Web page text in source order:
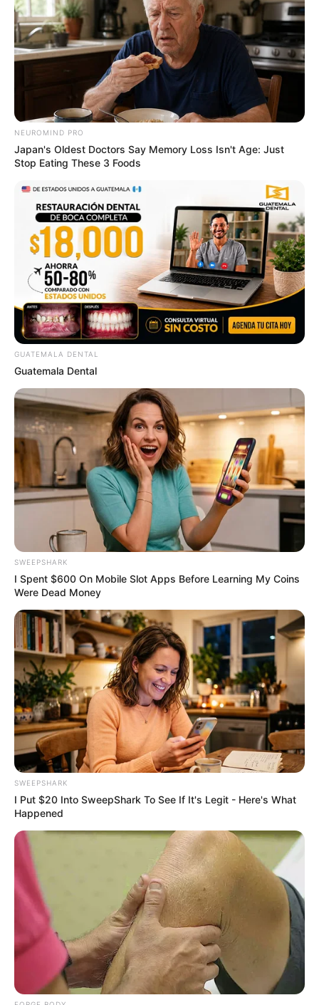
Why this ordinary drink is the secret to feeling your
best every day
The Monster Snake That Makes Anacondas Look
Tiny!
BRAINBERRIES
Top 9 Most Controversial 'Late Show' Moments
BRAINBERRIES
Tarantino Wants To End His Career With This Movie?
BRAINBERRIES
Why this ordinary drink is the secret to feeling your
best every day
CTA FAVORITE
NEUROMIND PRO
Japan's Oldest Doctors Say Memory Loss Isn't Age: Just
Stop Eating These 3 Foods
GUATEMALA DENTAL
Guatemala Dental
SWEEPSHARK
I Spent $600 On Mobile Slot Apps Before Learning My Coins
Were Dead Money
SWEEPSHARK
I Put $20 Into SweepShark To See If It's Legit - Here's What
Happened